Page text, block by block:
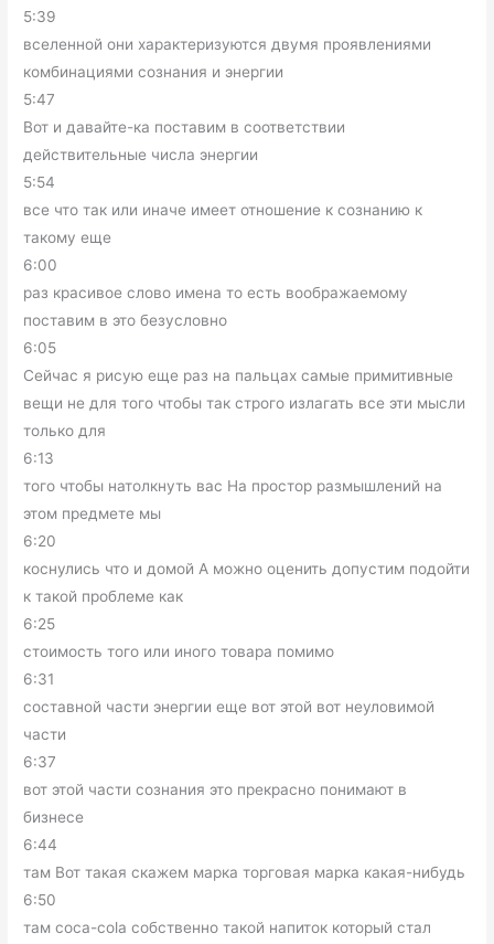
5:39
вселенной они характеризуются двумя проявлениями
комбинациями сознания и энергии
5:47
Вот и давайте-ка поставим в соответствии
действительные числа энергии
5:54
все что так или иначе имеет отношение к сознанию к
такому еще
6:00
раз красивое слово имена то есть воображаемому
поставим в это безусловно
6:05
Сейчас я рисую еще раз на пальцах самые примитивные
вещи не для того чтобы так строго излагать все эти мысли
только для
6:13
того чтобы натолкнуть вас На простор размышлений на
этом предмете мы
6:20
коснулись что и домой А можно оценить допустим подойти
к такой проблеме как
6:25
стоимость того или иного товара помимо
6:31
составной части энергии еще вот этой вот неуловимой
части
6:37
вот этой части сознания это прекрасно понимают в
бизнесе
6:44
там Вот такая скажем марка торговая марка какая-нибудь
6:50
там coca-cola собственно такой напиток который стал